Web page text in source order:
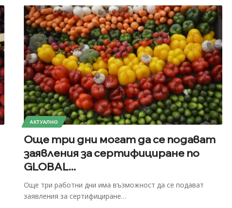
АКТУАЛНО
Още три дни могат да се подават
заявления за сертифициране по
GLOBAL...
Още три работни дни има възможност да се подават
заявления за сертифициране…